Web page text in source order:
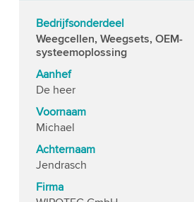
Bedrijfsonderdeel
Weegcellen, Weegsets, OEM-
systeemoplossing
Aanhef
De heer
Voornaam
Michael
Achternaam
Jendrasch
Firma